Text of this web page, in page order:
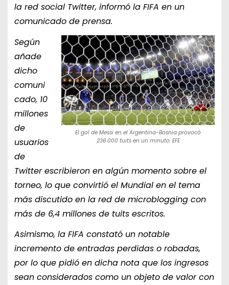
la red social Twitter, informó la FIFA en un
comunicado de prensa.
El gol de Messi en el Argentina-Bosnia provocó
236.000 tuits en un minuto. EFE
Según
añade
dicho
comuni
cado, 10
millones
de
usuarios
de
Twitter escribieron en algún momento sobre el
torneo, lo que convirtió el Mundial en el tema
más discutido en la red de microblogging con
más de 6,4 millones de tuits escritos.
Asimismo, la FIFA constató un notable
incremento de entradas perdidas o robadas,
por lo que pidió en dicha nota que los ingresos
sean considerados como un objeto de valor con